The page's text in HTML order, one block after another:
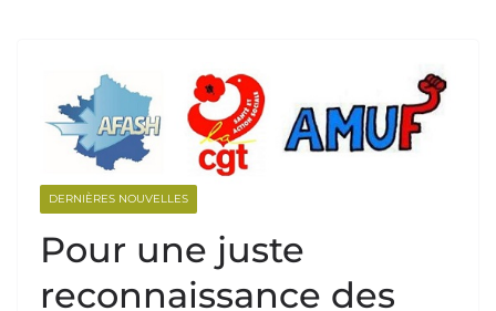
DERNIÈRES NOUVELLES
Pour une juste
reconnaissance des